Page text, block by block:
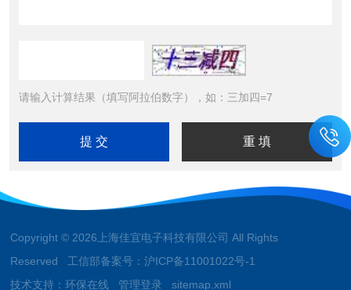
请输入计算结果（填写阿拉伯数字），如：三加四=7
Copyright © 2026上海佳宜电子科技有限公司 All Rights
Reserved 工信部备案号：沪ICP备11001022号-1
技术支持：环保在线 管理登录 sitemap.xml